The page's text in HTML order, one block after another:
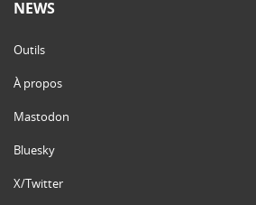
NEWS
Outils
À propos
Mastodon
Bluesky
X/Twitter